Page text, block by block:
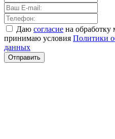
Даю согласие на
принимаю условия Политики
данных
Отправить